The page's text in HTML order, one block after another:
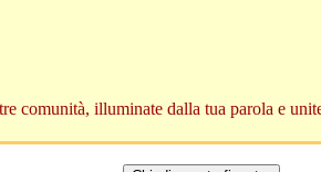
comunità, illuminate dalla tua parola e